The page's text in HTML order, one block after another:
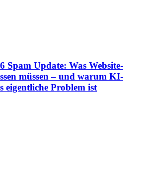
Spam Update: Was Website-
müssen – und warum KI-
eigentliche Problem ist